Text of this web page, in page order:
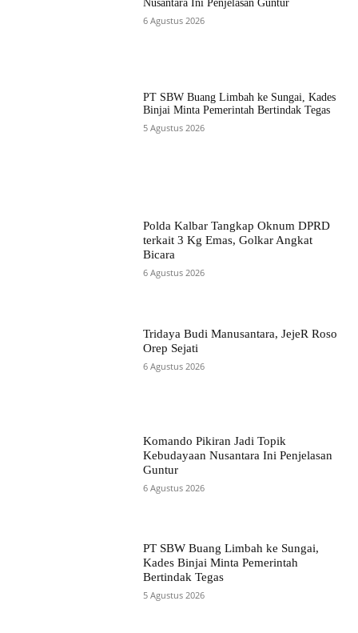
Nusantara Ini Penjelasan Guntur
6 Agustus 2026
PT SBW Buang Limbah ke Sungai, Kades
Binjai Minta Pemerintah Bertindak Tegas
5 Agustus 2026
Polda Kalbar Tangkap Oknum DPRD
terkait 3 Kg Emas, Golkar Angkat
Bicara
6 Agustus 2026
Tridaya Budi Manusantara, JejeR Roso
Orep Sejati
6 Agustus 2026
Komando Pikiran Jadi Topik
Kebudayaan Nusantara Ini Penjelasan
Guntur
6 Agustus 2026
PT SBW Buang Limbah ke Sungai,
Kades Binjai Minta Pemerintah
Bertindak Tegas
5 Agustus 2026